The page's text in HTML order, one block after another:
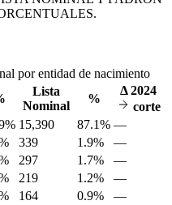
por entidad de nacimiento
Lista
Nominal
%
Δ2024
corte
15,390 87.1% —
339 1.9%
—
297 1.7%
—
219 1.2%
—
164 0.9%
—